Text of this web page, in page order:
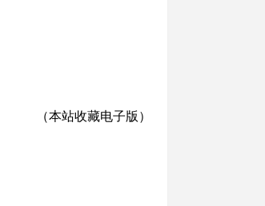
（本站收藏电子版）